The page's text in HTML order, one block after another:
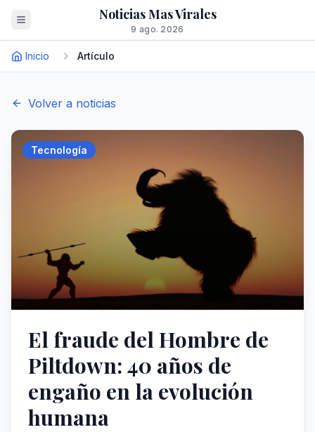
Noticias Mas Virales
9 ago. 2026
Inicio Artículo
Volver a noticias
Tecnología
El fraude del Hombre de
Piltdown: 40 años de
engaño en la evolución
humana